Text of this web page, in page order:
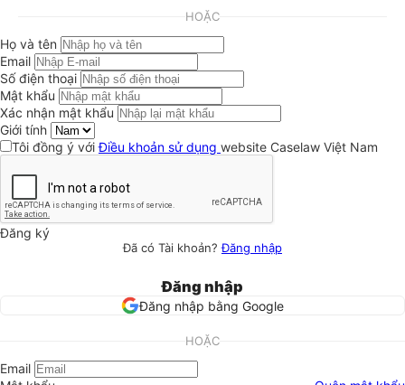
HOẶC
Họ và tên
Email
Số điện thoại
Mật khẩu
Xác nhận mật khẩu
Giới tính
Tôi đồng ý vớiĐiều khoản sử dụng website Caselaw Việt Nam
Đăng ký
Đã có Tài khoản?Đăng nhập
Đăng nhập
Đăng nhập bằng Google
HOẶC
Email